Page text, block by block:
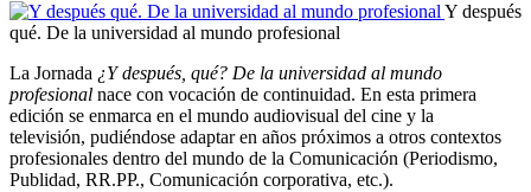
Y después
qué. De la universidad al mundo profesional
La Jornada ¿Y después, qué? De la universidad al mundo
profesional nace con vocación de continuidad. En esta primera
edición se enmarca en el mundo audiovisual del cine y la
televisión, pudiéndose adaptar en años próximos a otros contextos
profesionales dentro del mundo de la Comunicación (Periodismo,
Publidad, RR.PP., Comunicación corporativa, etc.).